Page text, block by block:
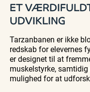
ET
UDVIKLING
Tarzanbanen er ikke
redskab for elevernes
er designet til at
muskelstyrke,
mulighed for at